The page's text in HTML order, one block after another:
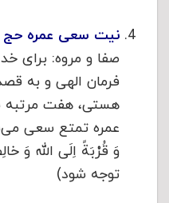
نیت سعی عمره حج
صفا و مروه: برای
فرمان الهی و به
هستی، هفت مرتبه
عمره تمتع سعی
وَ قُرْبَةً اِلَی الله وَ
توجه شود)